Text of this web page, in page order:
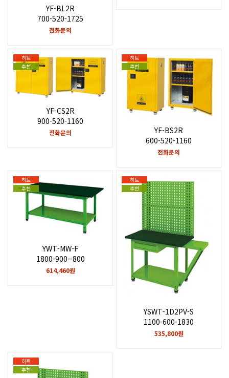
YF-BL2R
700-520-1725
전화문의
히트
추천
YF-CS2R
900-520-1160
전화문의
히트
추천
YF-BS2R
600-520-1160
전화문의
히트
추천
YWT-MW-F
1800-900--800
614,460원
히트
추천
YSWT-1D2PV-S
1100-600-1830
535,800원
히트
추천